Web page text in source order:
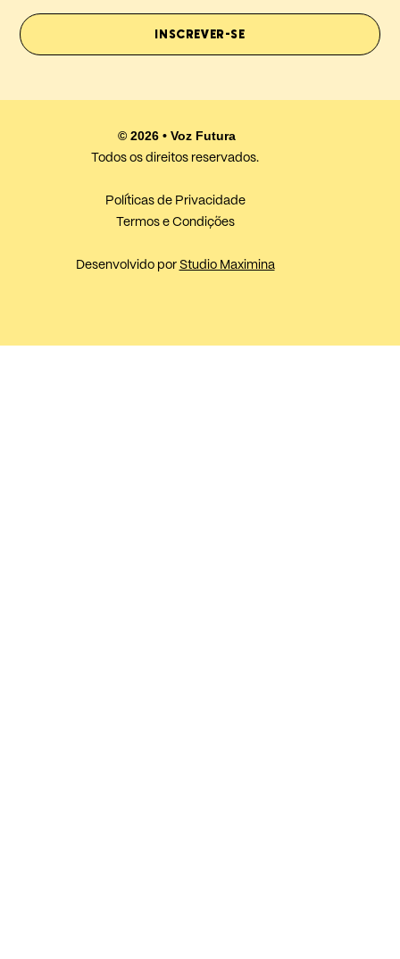
INSCREVER-SE
© 2026 • Voz Futura
Todos os direitos reservados.
Políticas de Privacidade
Termos e Condições
Desenvolvido por Studio Maximina